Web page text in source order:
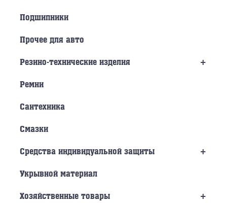
Подшипники
Прочее для авто
+
Резино-технические изделия
Ремни
Сантехника
Смазки
+
Средства индивидуальной защиты
Укрывной материал
+
Хозяйственные товары